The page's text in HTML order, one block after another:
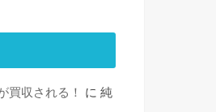
買収される！ に 純